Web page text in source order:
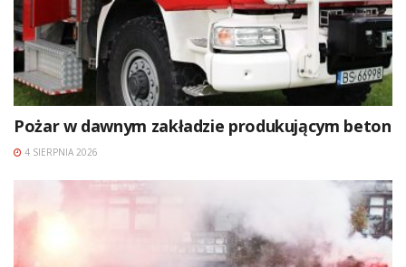
Pożar w dawnym zakładzie produkującym beton
4 SIERPNIA 2026